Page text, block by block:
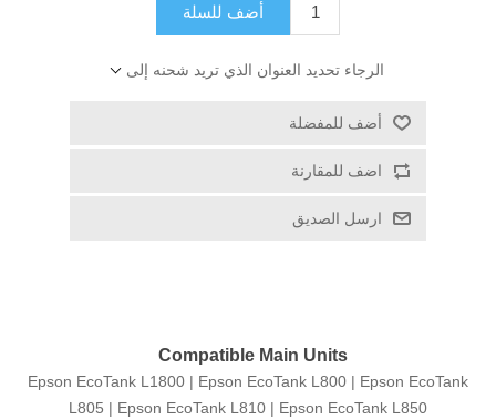
أضف للسلة
الرجاء تحديد العنوان الذي تريد شحنه إلى
أضف للمفضلة
اضف للمقارنة
ارسل الصديق
Compatible Main Units
Epson EcoTank L1800 | Epson EcoTank L800 | Epson EcoTank
L805 | Epson EcoTank L810 | Epson EcoTank L850